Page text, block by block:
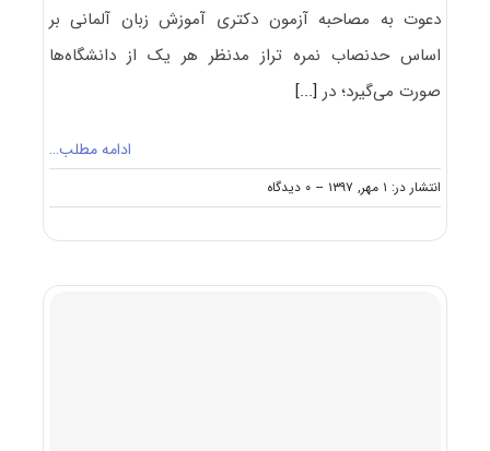
دعوت به مصاحبه آزمون دکتری آموزش زبان آلمانی بر
اساس حدنصاب نمره تراز مدنظر هر یک از دانشگاه‌ها
صورت می‌گیرد؛ در [...]
ادامه مطلب…
انتشار در: ۱ مهر, ۱۳۹۷ -- ۰ دیدگاه
on
حدنصاب
دعوت
مصاحبه